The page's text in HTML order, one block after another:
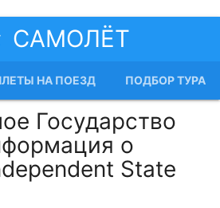
САМОЛЁТ
НА ПОЕЗД ПОДБОР ТУРА
Государство
о
State